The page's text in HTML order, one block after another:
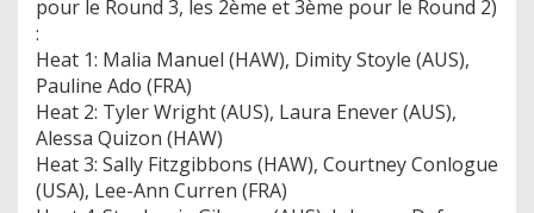
pour le Round 3, les 2ème et 3ème pour le Round 2)
:
Heat 1: Malia Manuel (HAW), Dimity Stoyle (AUS),
Pauline Ado (FRA)
Heat 2: Tyler Wright (AUS), Laura Enever (AUS),
Alessa Quizon (HAW)
Heat 3: Sally Fitzgibbons (HAW), Courtney Conlogue
(USA), Lee-Ann Curren (FRA)